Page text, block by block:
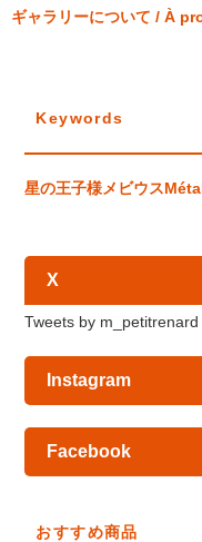
ギャラリーについて / À
Keywords
星の王子様メビウス
X
Tweets by m_petitrenard
Instagram
Facebook
おすすめ商品